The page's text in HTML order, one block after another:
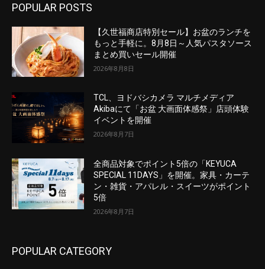
POPULAR POSTS
【久世福商店特別セール】お盆のランチを
もっと手軽に。8月8日～人気パスタソース
まとめ買いセール開催
2026年8月8日
TCL、ヨドバシカメラ マルチメディア
Akibaにて「お盆 大画面体感祭」店頭体験
イベントを開催
2026年8月7日
全商品対象でポイント5倍の「KEYUCA
SPECIAL 11DAYS」を開催。家具・カーテ
ン・雑貨・アパレル・スイーツがポイント
5倍
2026年8月7日
POPULAR CATEGORY